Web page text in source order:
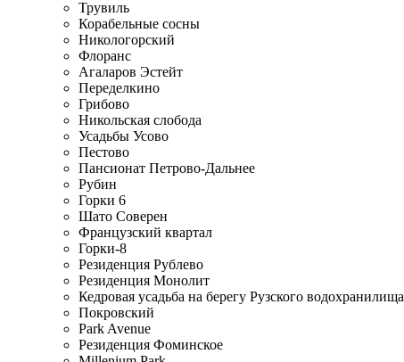
Трувиль
Корабельные сосны
Никологорский
Флоранс
Агаларов Эстейт
Переделкино
Грибово
Никольская слобода
Усадьбы Усово
Пестово
Пансионат Петрово-Дальнее
Рубин
Горки 6
Шато Соверен
Французский квартал
Горки-8
Резиденция Рублево
Резиденция Монолит
Кедровая усадьба на берегу Рузского водохранилища
Покровский
Park Avenue
Резиденция Фоминское